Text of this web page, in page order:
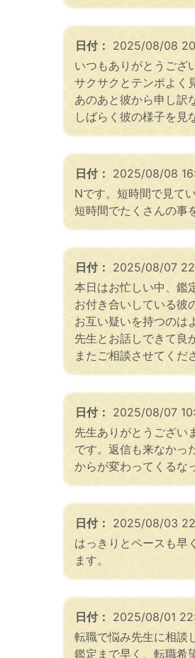
日付： 2025/08/08
いつもありがとうござ
サクサクとテンポよく
あのあと彼から申し訳
しばらく彼の様子を見
日付： 2025/08/08
Nです。短時間で見て
短時間でたくさんの事
日付： 2025/08/07
本日はお忙しい中、鑑
お付き合いしている彼
お互い疑いを持つのは
先生とお話しできて良
またご相談させてくだ
日付： 2025/08/07
先生ありがとうござい
です。返信も来なかっ
からが変わってくるな
日付： 2025/08/03
はっきりとペースも早
ます。
日付： 2025/08/01
転職で悩み先生に相談
鑑定まで早く、転職希